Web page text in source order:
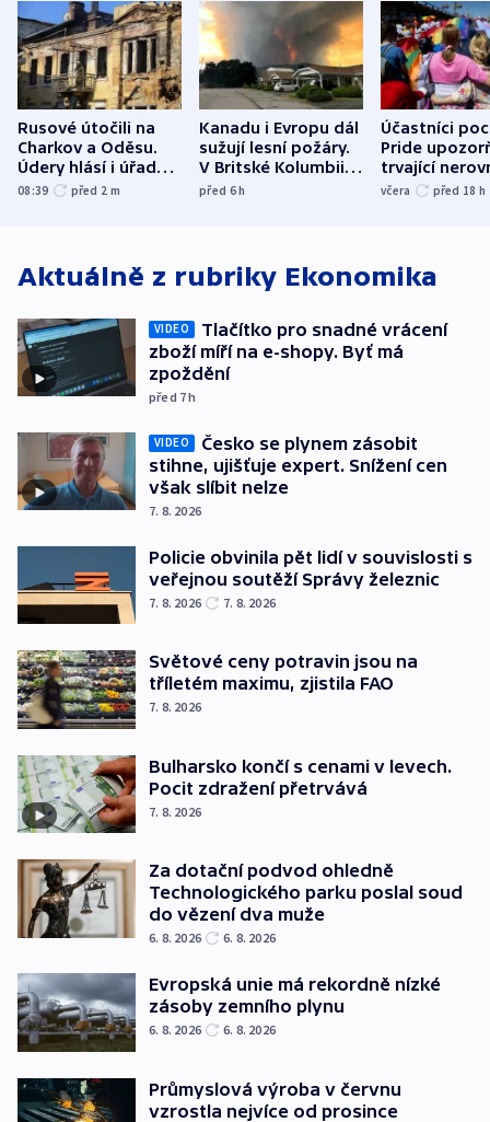
Rusové útočili na
Charkov a Oděsu.
Údery hlásí i úřady v
Bělgorodu
08:39 před 2 m
Kanadu i Evropu dál
sužují lesní požáry.
V Britské Kolumbii
evakuovali tisíce lidí
před 6h
Účastníci
Pride
trvající
včera před 18 h
Aktuálně z rubriky Ekonomika
VIDEO
Tlačítko pro snadné vrácení
zboží míří na e-shopy. Byť má
zpoždění
před 7h
VIDEO
Česko se plynem zásobit
stihne, ujišťuje expert. Snížení cen
však slíbit nelze
7. 8. 2026
Policie obvinila pět lidí v souvislosti s
veřejnou soutěží Správy železnic
7. 8. 2026 7. 8. 2026
Světové ceny potravin jsou na
tříletém maximu, zjistila FAO
7. 8. 2026
Bulharsko končí s cenami v levech.
Pocit zdražení přetrvává
7. 8. 2026
Za dotační podvod ohledně
Technologického parku poslal soud
do vězení dva muže
6. 8. 2026 6. 8. 2026
Evropská unie má rekordně nízké
zásoby zemního plynu
6. 8. 2026 6. 8. 2026
Průmyslová výroba v červnu
vzrostla nejvíce od prosince